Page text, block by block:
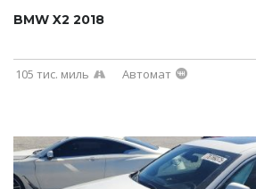
BMW X2 2018
105 тис. миль Автомат